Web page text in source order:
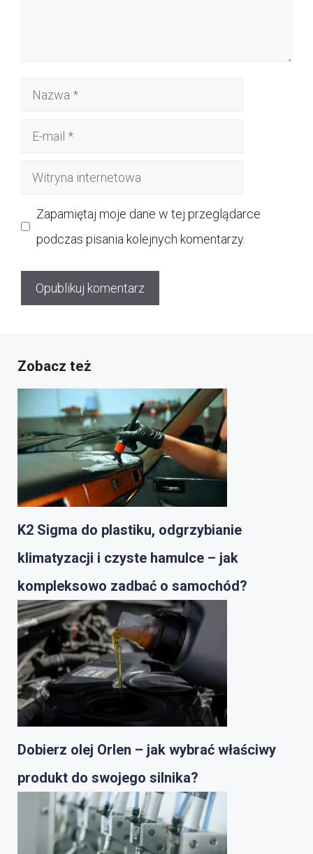
Nazwa
Witryna
Zapamiętaj moje dane w tej przeglądarce
podczas pisania kolejnych komentarzy.
Zobacz też
K2 Sigma do plastiku, odgrzybianie
klimatyzacji i czyste hamulce – jak
kompleksowo zadbać o samochód?
Dobierz olej Orlen – jak wybrać właściwy
produkt do swojego silnika?